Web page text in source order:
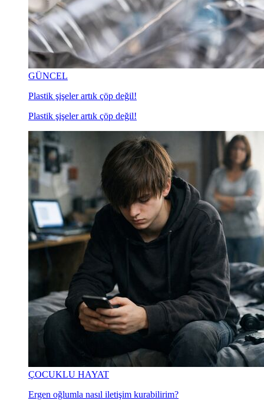
GÜNCEL
Plastik şişeler artık çöp değil!
Plastik şişeler artık çöp değil!
ÇOCUKLU HAYAT
Ergen oğlumla nasıl iletişim kurabilirim?